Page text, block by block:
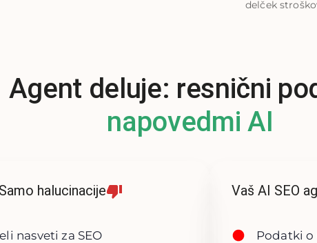
delček
Agent deluje: resnični
napovedmi AI
halucinacije
nasveti za SEO
Vaš AI SEO
Podatki o